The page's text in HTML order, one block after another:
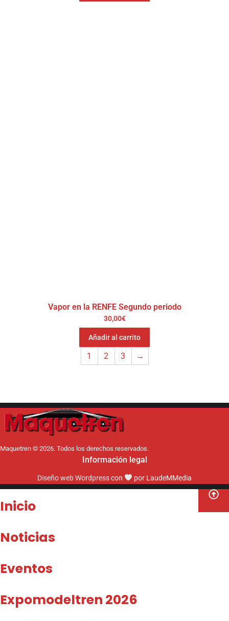
Vapor en la RENFE Segundo periodo
30,00€
Añadir al carrito
1 2 3 →
Maquetren © 2026. Todos los derechos reservados.
Información legal
Diseño web Wordpresscon por LaudeMMedia
Inicio
Noticias
Eventos
Expomodeltren 2026